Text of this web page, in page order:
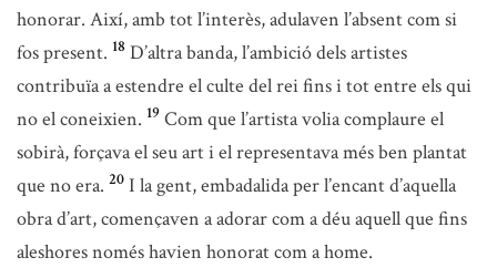
honorar. Així, amb tot l’interès, adulaven l’absent com si
fos present. 18 D’altra banda, l’ambició dels artistes
contribuïa a estendre el culte del rei fins i tot entre els qui
no el coneixien. 19 Com que l’artista volia complaure el
sobirà, forçava el seu art i el representava més ben plantat
que no era. 20 I la gent, embadalida per l’encant d’aquella
obra d’art, començaven a adorar com a déu aquell que fins
aleshores només havien honorat com a home.